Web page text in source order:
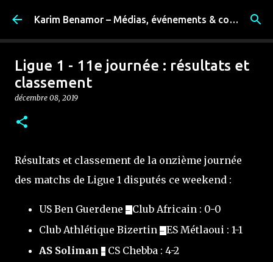
Accéder au contenu principal Karim Benamor – Médias, événements & coulisses
Ligue 1 - 11e journée : résultats et
classement
décembre 08, 2019
Résultats et classement de la onzième journée
des matchs de Ligue 1 disputés ce weekend :
US Ben Guerdene – Club Africain : 0-0
Club Athlétique Bizertin – ES Métlaoui : 1-1
AS Soliman – CS Chebba : 4-2